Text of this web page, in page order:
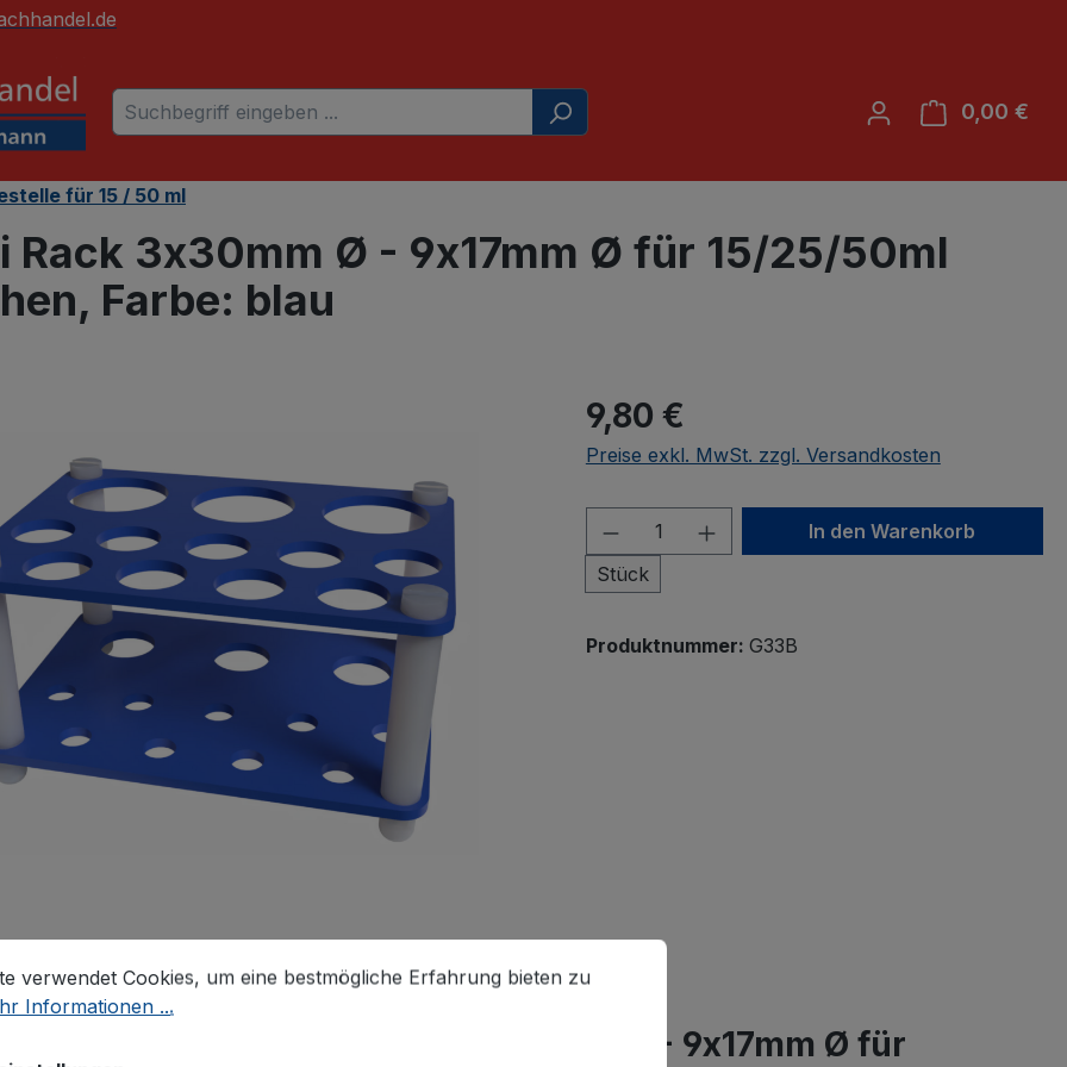
0,00 €
für 15 / 50 ml
Rack 3x30mm Ø - 9x17mm Ø für 15/25/50ml
Farbe: blau
9,80 €
Preise exkl. MwSt. zzgl. Versandkosten
Produkt Anzahl: Gib den
Stück
In den Warenkorb
Produktnummer: G33B
Bewertungen
"Kombi Rack 3x30mm Ø - 9x17mm Ø für
Cookies, um eine bestmögliche Erfahrung bieten zu können.
Mehr Informationen ...
verwendet Cookies, um eine bestmögliche Erfahrung bieten zu
Informationen ...